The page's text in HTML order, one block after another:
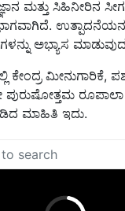
ಮತ್ತು ಸಿಹಿನೀರಿನ
ಅಭ್ಯಾಸ
ಮೀನುಗಾರಿಕೆ,
ಪುರುಷೋತ್ತಮ
ಮಾಹಿತಿ ಇದು.